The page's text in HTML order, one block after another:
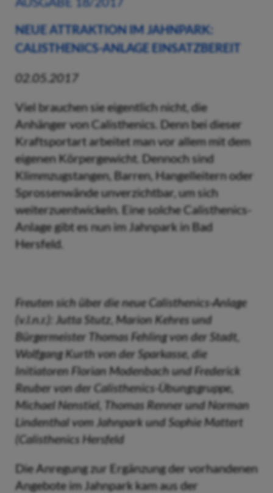
NEUE ATTRAKTION IM JAHNPARK:
CALISTHENICS-ANLAGE EINSATZBEREIT
02.05.2017
Viel brauchen sie eigentlich nicht, die
Anhänger von Calisthenics. Denn bei dieser
Kraftsportart arbeitet man vor allem mit dem
eigenen Körpergewicht. Dennoch sind
Klimmzugstangen, Barren, Hangelleitern oder
Sprossenwände unverzichtbar, um sich
weiterzuentwickeln. Eine solche Calisthenics-
Anlage gibt es nun im Jahnpark in Bad
Hersfeld.
Freuten sich über die neue Calisthenics-Anlage
(v.l.n.r.): Jutta Stutz, Marion Kehres und
Bürgermeister Thomas Fehling von der Stadt,
Wolfgang Kurth von der Sparkasse, die
Initiatoren Florian Modenbach und Frederick
Reuber von der Calisthenics-Übungsgruppe,
Michael Nenstiel, Thomas Renner und Norman
Lindenthal vom Jahnpark und Sophie Mattert
(Calisthenics Hersfeld
Die Anregung zur Ergänzung der vorhandenen
Angebote im Jahnpark kam aus der